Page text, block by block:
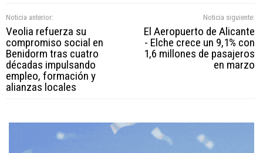
Noticia anterior:
Veolia refuerza su
compromiso social en
Benidorm tras cuatro
décadas impulsando
empleo, formación y
alianzas locales
Noticia siguiente:
El Aeropuerto de Alicante
- Elche crece un 9,1% con
1,6 millones de pasajeros
en marzo